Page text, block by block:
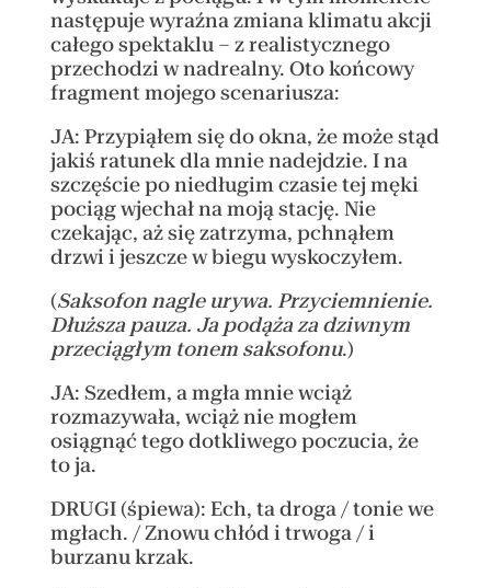
następuje wyraźna zmiana klimatu akcji
całego spektaklu – z realistycznego
przechodzi w nadrealny. Oto końcowy
fragment mojego scenariusza:
JA: Przypiąłem się do okna, że może stąd
jakiś ratunek dla mnie nadejdzie. I na
szczęście po niedługim czasie tej męki
pociąg wjechał na moją stację. Nie
czekając, aż się zatrzyma, pchnąłem
drzwi i jeszcze w biegu wyskoczyłem.
(Saksofon nagle urywa. Przyciemnienie.
Dłuższa pauza. Ja podąża za dziwnym
przeciągłym tonem saksofonu.)
JA: Szedłem, a mgła mnie wciąż
rozmazywała, wciąż nie mogłem
osiągnąć tego dotkliwego poczucia, że
to ja.
DRUGI (śpiewa): Ech, ta droga / tonie we
mgłach. / Znowu chłód i trwoga / i
burzanu krzak.